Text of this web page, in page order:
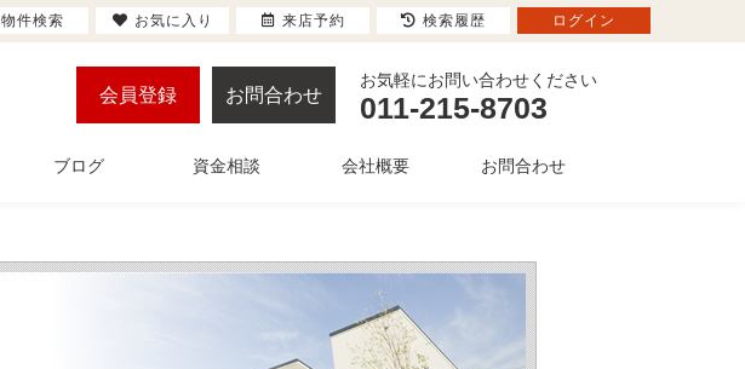
会員登録 お問合わせ
お気軽にお問い合わせください
011-215-8703
ブログ 資金相談 会社概要 お問合わせ
物件検索 お気に入り 来店予約 検索履歴 ログイン